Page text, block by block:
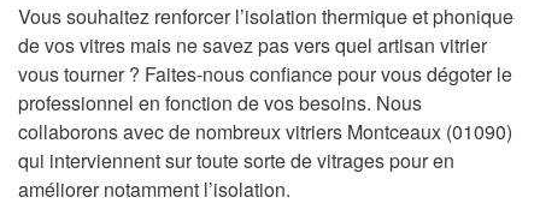
Vous souhaitez renforcer l’isolation thermique et phonique
de vos vitres mais ne savez pas vers quel artisan vitrier
vous tourner ? Faites-nous confiance pour vous dégoter le
professionnel en fonction de vos besoins. Nous
collaborons avec de nombreux vitriers Montceaux (01090)
qui interviennent sur toute sorte de vitrages pour en
améliorer notamment l’isolation.